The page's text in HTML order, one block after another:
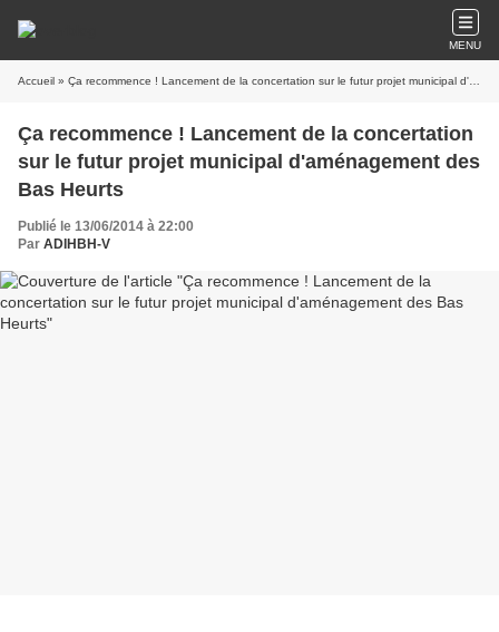
MENU
Accueil » Ça recommence ! Lancement de la concertation sur le futur projet municipal d'aménagement des Bas Heurts
Ça recommence ! Lancement de la concertation
sur le futur projet municipal d'aménagement des
Bas Heurts
Publié le 13/06/2014 à 22:00
Par ADIHBH-V